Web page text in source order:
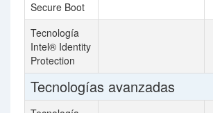
Secure Boot
Tecnología
Intel® Identity
Protection
Tecnologías avanzadas